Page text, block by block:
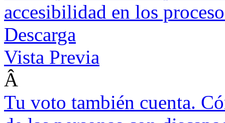
accesibilidad en los
Descarga
Vista Previa
Â
Tu voto también cuenta.